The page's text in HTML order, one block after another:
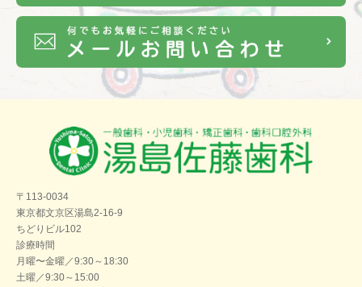
〒113-0034
東京都文京区湯島2-16-9
ちどりビル102
診療時間
月曜〜金曜／9:30～18:30
土曜／9:30～15:00